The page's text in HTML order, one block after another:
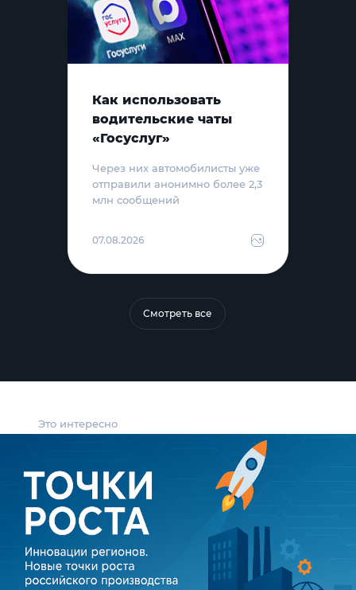
Это интересно
Как использовать
водительские чаты
«Госуслуг»
Через них автомобилисты уже
отправили анонимно более 2,3
млн сообщений
07.08.2026
Смотреть все